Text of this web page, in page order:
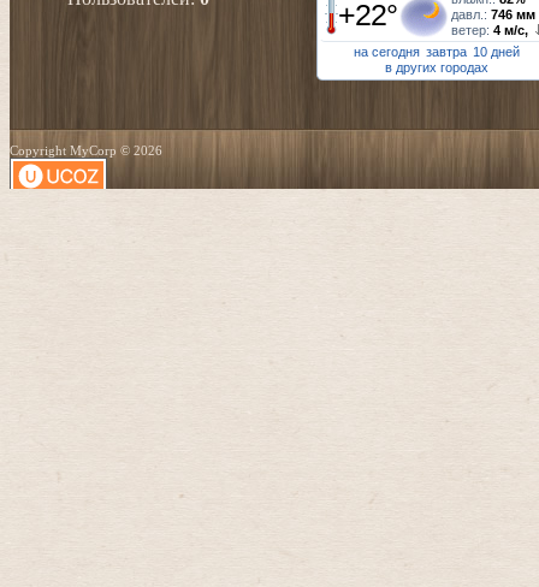
+22°
давл.:746 мм
ветер:4 м/с,
на сегодня завтра 10 дней
в других городах
Copyright MyCorp © 2026